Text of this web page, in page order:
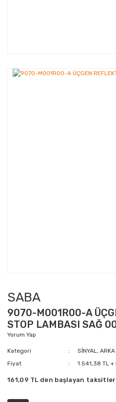
SABA
9070-M001R00-A
STOP LAMBASI SAĞ
Yorum Yap
Kategori
SİNYAL,
Fiyat
1.541,38 TL +
161,09 TL den başlayan